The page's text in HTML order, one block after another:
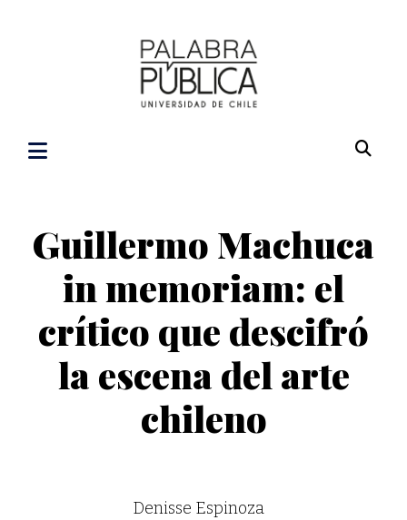
Guillermo Machuca
in memoriam: el
crítico que descifró
la escena del arte
chileno
Denisse Espinoza